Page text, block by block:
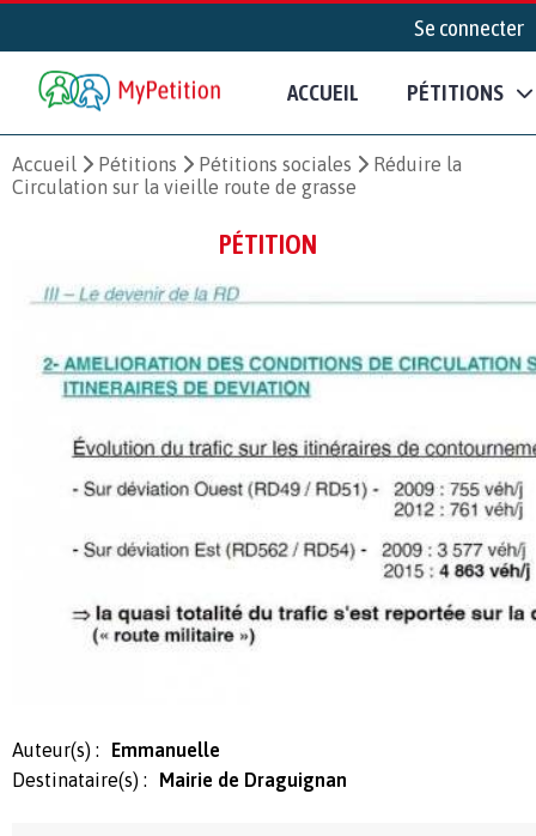
Se connecter
ACCUEIL PÉTITIONS
Accueil Pétitions Pétitions sociales
Réduire la
Circulation sur la vieille route de grasse
PÉTITION
Auteur(s) :
Emmanuelle
Destinataire(s) :
Mairie de Draguignan